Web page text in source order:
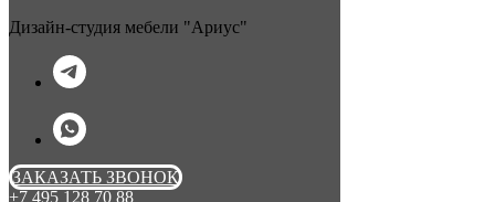
Дизайн-студия мебели "Ариус"
ЗАКАЗАТЬ ЗВОНОК
+7 495 128 70 88